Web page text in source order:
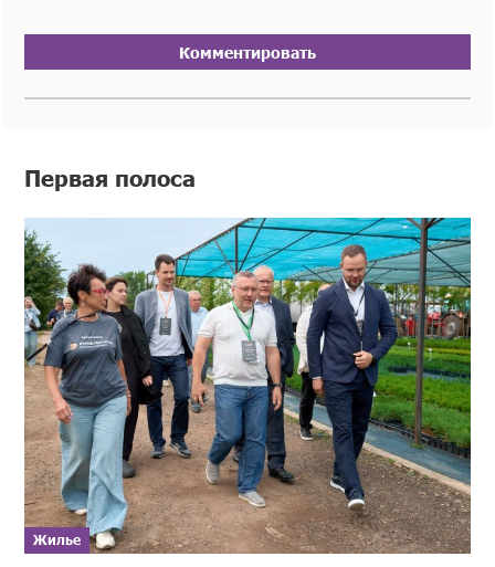
Комментировать
Первая полоса
Жилье